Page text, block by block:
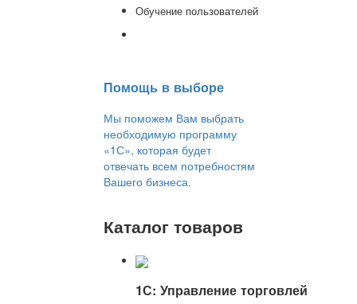
Обучение пользователей
Помощь в выборе
Мы поможем Вам выбрать
необходимую программу
«1С», которая будет
отвечать всем потребностям
Вашего бизнеса.
Каталог товаров
1С: Управление торговлей